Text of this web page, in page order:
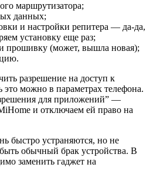
маршрутизатора;
данных;
и настройки репитера — да-да,
установку еще раз;
прошивку (может, вышла новая);
разрешение на доступ к
можно в параметрах телефона.
для приложений” —
и отключаем ей право на
быстро устраняются, но не
обычный брак устройства. В
заменить гаджет на